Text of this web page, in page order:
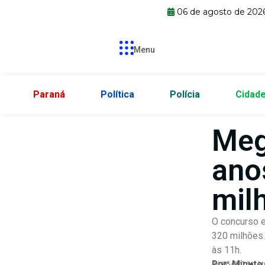
06 de agosto de
Menu
Paraná Política Polícia
O concurso
320
às 11h.